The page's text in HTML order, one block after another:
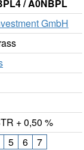
/ A0NBPL
GmbH
+ 0,50 %
5 6
7